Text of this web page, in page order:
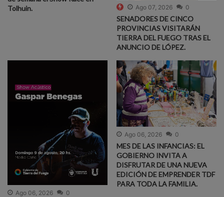
Tolhuin.
Ago 07, 2026 0
SENADORES DE CINCO
PROVINCIAS VISITARÁN
TIERRA DEL FUEGO TRAS EL
ANUNCIO DE LÓPEZ.
Ago 06, 2026 0
Ago 06, 2026 0
MES DE LAS INFANCIAS: EL
GOBIERNO INVITA A
DISFRUTAR DE UNA NUEVA
EDICIÓN DE EMPRENDER TDF
PARA TODA LA FAMILIA.